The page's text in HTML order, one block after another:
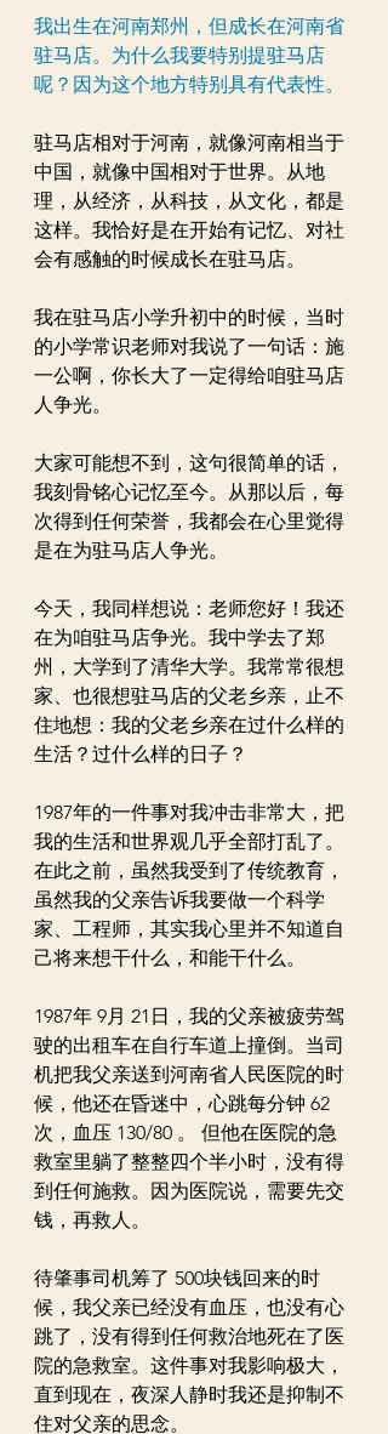
我出生在河南郑州，但成长在河南省
驻马店。为什么我要特别提驻马店
呢？因为这个地方特别具有代表性。
驻马店相对于河南，就像河南相当于
中国，就像中国相对于世界。从地
理，从经济，从科技，从文化，都是
这样。我恰好是在开始有记忆、对社
会有感触的时候成长在驻马店。
我在驻马店小学升初中的时候，当时
的小学常识老师对我说了一句话：施
一公啊，你长大了一定得给咱驻马店
人争光。
大家可能想不到，这句很简单的话，
我刻骨铭心记忆至今。从那以后，每
次得到任何荣誉，我都会在心里觉得
是在为驻马店人争光。
今天，我同样想说：老师您好！我还
在为咱驻马店争光。我中学去了郑
州，大学到了清华大学。我常常很想
家、也很想驻马店的父老乡亲，止不
住地想：我的父老乡亲在过什么样的
生活？过什么样的日子？
1987年的一件事对我冲击非常大，把
我的生活和世界观几乎全部打乱了。
在此之前，虽然我受到了传统教育，
虽然我的父亲告诉我要做一个科学
家、工程师，其实我心里并不知道自
己将来想干什么，和能干什么。
1987年 9月 21日，我的父亲被疲劳驾
驶的出租车在自行车道上撞倒。当司
机把我父亲送到河南省人民医院的时
候，他还在昏迷中，心跳每分钟 62
次，血压 130/80 。 但他在医院的急
救室里躺了整整四个半小时，没有得
到任何施救。因为医院说，需要先交
钱，再救人。
待肇事司机筹了 500块钱回来的时
候，我父亲已经没有血压，也没有心
跳了，没有得到任何救治地死在了医
院的急救室。这件事对我影响极大，
直到现在，夜深人静时我还是抑制不
住对父亲的思念。